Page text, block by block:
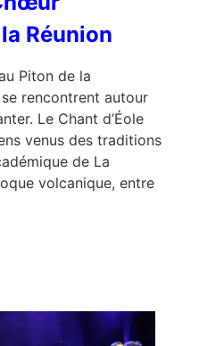
Réunion
Piton de la
rencontrent autour
Le Chant d’Éole
venus des traditions
de La
volcanique, entre